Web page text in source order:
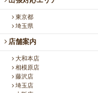
東京都
埼玉県
店舗案内
大和本店
相模原店
藤沢店
埼玉店